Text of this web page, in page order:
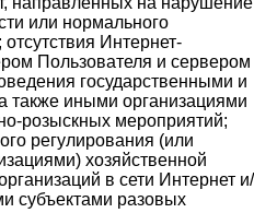
или нормального
Интернет-
Пользователя и сервером
государственными и
также иными организациями
розыскных мероприятий;
регулирования (или
хозяйственной
в сети Интернет и/
субъектами разовых